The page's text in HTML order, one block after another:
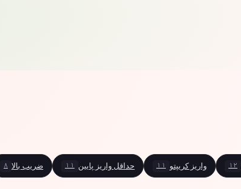
۱۲ واریز کریپتو ۱۱ حداقل واریز پایین ۱۱ ضریب بالا ۸